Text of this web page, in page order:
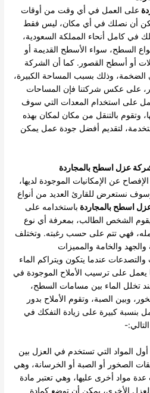
على العمل في أي وقت من أوقات
أن نصلك في أي مكان، ليس فقط
في كامل أنحاء المملكة السعودية،
السطح، سواء الأسطح القديمة أو
أو أسطح القصور.كما أن الشركة
وذلك بسبب المساحة الكبيرة،
على عكس شركتنا فإن المساحات
على استخدام المعدات التي سوف
وتقوم بالتنقل من مكان لمكان بهذه
لتقديم أفضل جودة عمل يمكن
شركة عزل اسطح بالمجاردة
عن الإمكانيات الموجودة لديها،
وسوف نستعرض للقارئ العديد من أنواع
اسطح بالمجاردة باستخدامه على
الشخص الطالب، بمعرفة أي نوع
فهي تتم على حسب رغبته. وتختلف
والخامة والمميزات
عندما يتكون ويتراكم الماء
على ترسيب الأملاح الموجودة في
تخلل الماء بين مسامات السطح،
وبين الصبة، وتقوم الأملاح بدور
كبيرة على زيادة التفكك في
المواد التي تستخدم في العزل بين
الصخور أو الصبة أو الخرسانة، وهي
عدة مواد أخرى عليها، وهي تعتبر مادة
الأخرى، يمكن أن توضع كمادة